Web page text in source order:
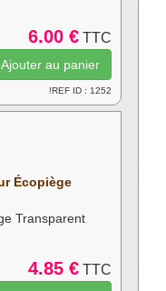
6.00 € TTC
!REF ID : 1252
Écopiège
Transparent
4.85 € TTC